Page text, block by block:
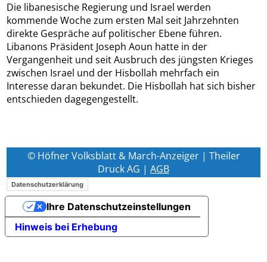
Die libanesische Regierung und Israel werden
kommende Woche zum ersten Mal seit Jahrzehnten
direkte Gespräche auf politischer Ebene führen.
Libanons Präsident Joseph Aoun hatte in der
Vergangenheit und seit Ausbruch des jüngsten Krieges
zwischen Israel und der Hisbollah mehrfach ein
Interesse daran bekundet. Die Hisbollah hat sich bisher
entschieden dagegengestellt.
© Höfner Volksblatt & March-Anzeiger | Theiler
Druck AG | AGB
Datenschutzerklärung
Hinweis bei Erhebung
Ihre Datenschutzeinstellungen